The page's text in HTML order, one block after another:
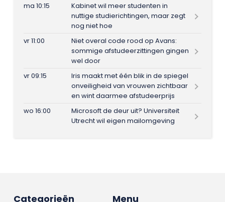
ma 10:15
Kabinet wil meer studenten in
nuttige studierichtingen, maar zegt
nog niet hoe
vr 11:00
Niet overal code rood op Avans:
sommige afstudeerzittingen gingen
wel door
vr 09:15
Iris maakt met één blik in de spiegel
onveiligheid van vrouwen zichtbaar
en wint daarmee afstudeerprijs
wo 16:00
Microsoft de deur uit? Universiteit
Utrecht wil eigen mailomgeving
Menu
Categorieën